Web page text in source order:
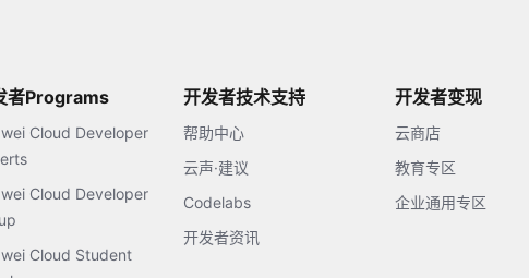
者Programs
Cloud Developer
Cloud Developer
Cloud Student
开发者技术支持
帮助中心
云声·建议
Codelabs
开发者资讯
开发者变现
云商店
教育专区
企业通用专区